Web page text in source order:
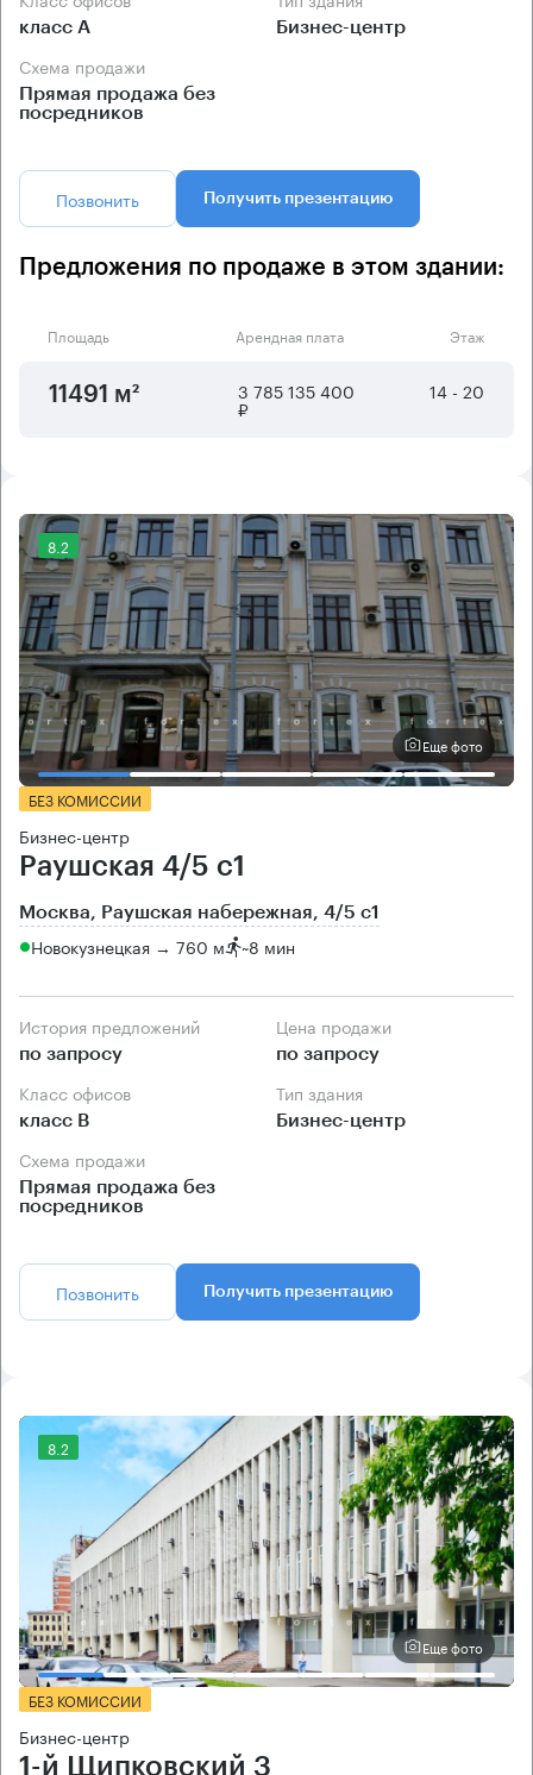
класс А Бизнес-центр
Схема продажи
Прямая продажа без
посредников
Позвонить Получить презентацию
Предложения по продаже в этом здании:
Площадь Арендная плата Этаж
11491 м² 3 785 135 400
₽
14 - 20
8.2
Еще фото
БЕЗ КОМИССИИ
Бизнес-центр
Раушская 4/5 с1
Москва, Раушская набережная, 4/5 с1
Новокузнецкая → 760 м ~8 мин
История предложений
по запросу
Цена продажи
по запросу
Класс офисов
класс B
Тип здания
Бизнес-центр
Схема продажи
Прямая продажа без
посредников
Позвонить Получить презентацию
8.2
Еще фото
БЕЗ КОМИССИИ
Бизнес-центр
1-й Щипковский 3